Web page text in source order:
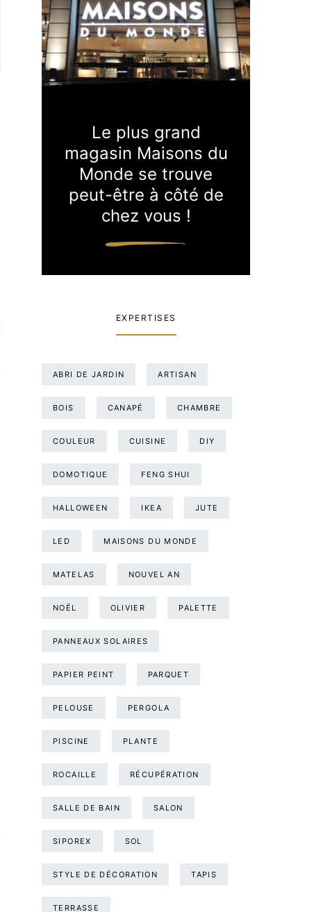
Le plus grand
magasin Maisons du
Monde se trouve
peut-être à côté de
chez vous !
EXPERTISES
ABRI DE JARDIN ARTISAN
BOIS CANAPÉ CHAMBRE
COULEUR CUISINE DIY
DOMOTIQUE FENG SHUI
HALLOWEEN IKEA JUTE
LED MAISONS DU MONDE
MATELAS NOUVEL AN
NOËL OLIVIER PALETTE
PANNEAUX SOLAIRES
PAPIER PEINT PARQUET
PELOUSE PERGOLA
PISCINE PLANTE
ROCAILLE RÉCUPÉRATION
SALLE DE BAIN SALON
SIPOREX SOL
STYLE DE DÉCORATION TAPIS
TERRASSE